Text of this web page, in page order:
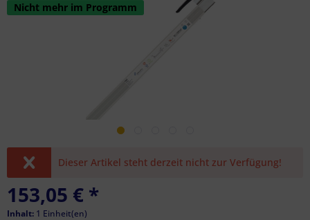
Nicht mehr im Programm
Dieser Artikel steht derzeit nicht zur Verfügung!
153,05 € *
Inhalt: 1 Einheit(en)